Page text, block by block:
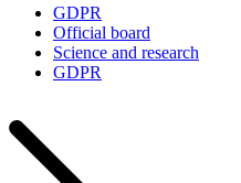
GDPR
Official board
Science and research
GDPR